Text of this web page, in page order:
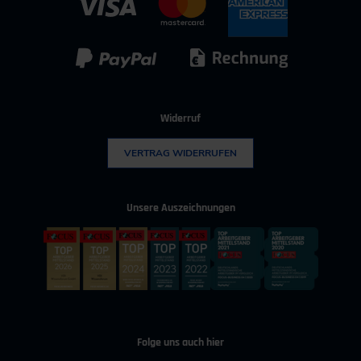
IT & Digitalisierung
Technischer Vertrieb
Widerruf
VERTRAG WIDERRUFEN
Unsere Auszeichnungen
Folge uns auch hier